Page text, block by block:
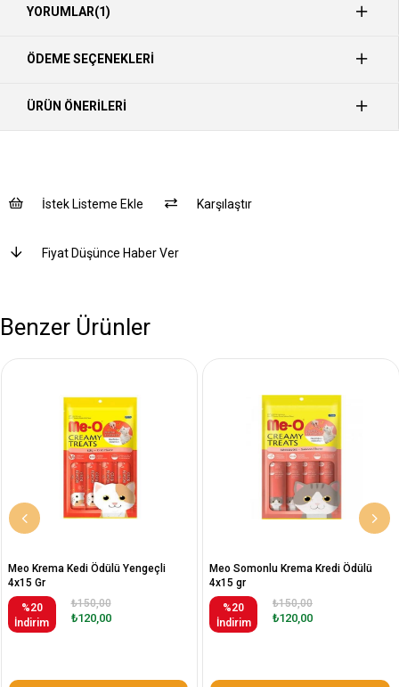
YORUMLAR(1)
ÖDEME SEÇENEKLERI
ÜRÜN ÖNERILERI
İstek Listeme Ekle Karşılaştır
Fiyat Düşünce Haber Ver
Benzer Ürünler
Meo Krema Kedi Ödülü Yengeçli
4x15 Gr
%20
İndirim
₺120,00
₺150,00
Meo Somonlu Krema Kredi Ödülü
4x15 gr
%20
İndirim
₺120,00
₺150,00